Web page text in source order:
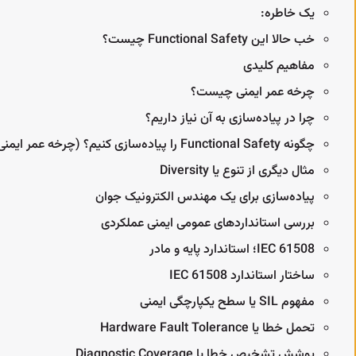
یک خاطره:
خب حالا این Functional Safety چیست؟
مفاهیم کلیدی
چرخه عمر ایمنی چیست؟
چرا در پیاده‌سازی به آن نیاز داریم؟
چگونه Functional Safety را پیاده‌سازی کنیم؟ (چرخه عمر ایمنی یا Safety Life Cycle)
مثال دیگری از تنوع یا Diversity
پیاده‌سازی برای یک مهندس الکترونیک جوان
بررسی استانداردهای عمومی ایمنی عملکردی
IEC 61508؛ استاندارد پایه و مادر
ساختار استاندارد IEC 61508
مفهوم SIL یا سطح یکپارچگی ایمنی
تحمل خطا یا Hardware Fault Tolerance
فروم| محلی برای پاسخ پرسش‌های